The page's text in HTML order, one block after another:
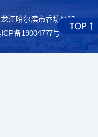
江哈尔滨市香坊区和
备19004777号